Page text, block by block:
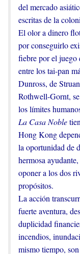
del mercado
escritas de la
El olor a dinero
por conseguirlo
fiebre por el juego
entre los tai-pan
Dunross, de
Rothwell-Gornt,
los límites
La Casa Noble
Hong Kong
la oportunidad de
hermosa
oponer a los dos
propósitos.
La acción
fuerte aventura,
duplicidad
incendios,
mismo tiempo,